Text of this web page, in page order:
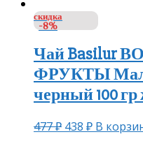
скидка
-8%
Чай Basilur
ФРУКТЫ
черный 100 гр
477₽ 438 ₽ В